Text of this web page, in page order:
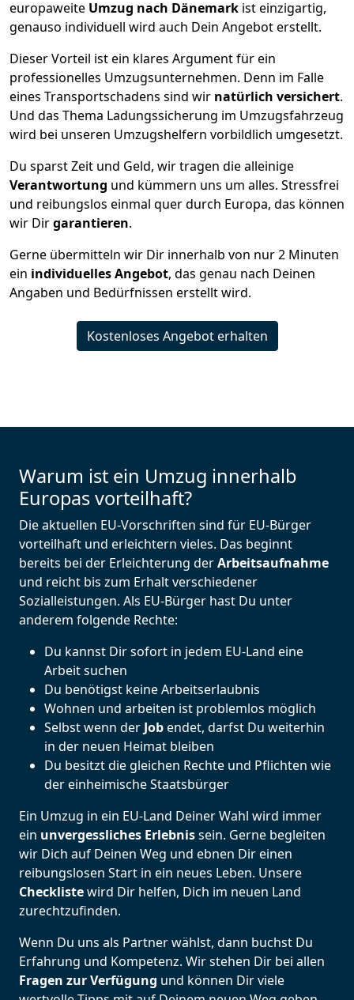
europaweite Umzug nach Dänemark ist einzigartig,
genauso individuell wird auch Dein Angebot erstellt.
Dieser Vorteil ist ein klares Argument für ein
professionelles Umzugsunternehmen. Denn im Falle
eines Transportschadens sind wir natürlich versichert.
Und das Thema Ladungssicherung im Umzugsfahrzeug
wird bei unseren Umzugshelfern vorbildlich umgesetzt.
Du sparst Zeit und Geld, wir tragen die alleinige
Verantwortung und kümmern uns um alles. Stressfrei
und reibungslos einmal quer durch Europa, das können
wir Dirgarantieren.
Gerne übermitteln wir Dir innerhalb von nur2 Minuten
ein individuelles Angebot, das genau nach Deinen
Angaben und Bedürfnissen erstellt wird.
Kostenloses Angebot erhalten
Warum ist ein Umzug innerhalb
Europas vorteilhaft?
Die aktuellen EU-Vorschriften sind für EU-Bürger
vorteilhaft und erleichtern vieles. Das beginnt
bereits bei der Erleichterung derArbeitsaufnahme
und reicht bis zum Erhalt verschiedener
Sozialleistungen. Als EU-Bürger hast Du unter
anderem folgende Rechte:
Du kannst Dir sofort in jedem EU-Land eine
Arbeit suchen
Du benötigst keine Arbeitserlaubnis
Wohnen und arbeiten ist problemlos möglich
Selbst wenn der Jobendet, darfst Du weiterhin
in der neuen Heimat bleiben
Du besitzt die gleichen Rechte und Pflichten wie
der einheimische Staatsbürger
Ein Umzug in ein EU-Land Deiner Wahl wird immer
ein unvergessliches Erlebnissein. Gerne begleiten
wir Dich auf Deinen Weg und ebnen Dir einen
reibungslosen Start in ein neues Leben. Unsere
Checklistewird Dir helfen, Dich im neuen Land
zurechtzufinden.
Wenn Du uns als Partner wählst, dann buchst Du
Erfahrung und Kompetenz. Wir stehen Dir bei allen
Fragen zur Verfügung und können Dir viele